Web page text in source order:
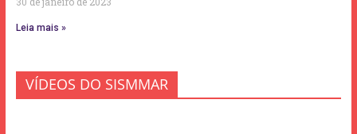
Leia mais »
VÍDEOS DO SISMMAR